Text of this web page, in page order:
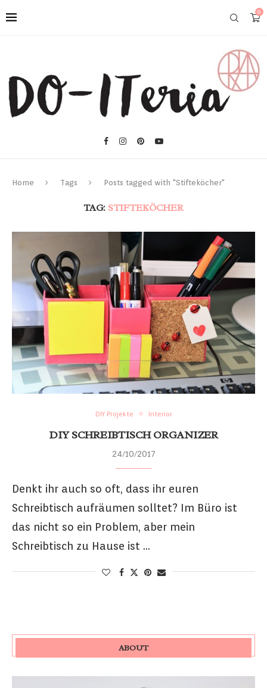
0
Home Tags Posts tagged with "Stifteköcher"
TAG: STIFTEKÖCHER
DIY Projekte Interior
DIY SCHREIBTISCH ORGANIZER
24/10/2017
Denkt ihr auch so oft, dass ihr euren
Schreibtisch aufräumen solltet? Im Büro ist
das nicht so ein Problem, aber mein
Schreibtisch zu Hause ist …
ABOUT